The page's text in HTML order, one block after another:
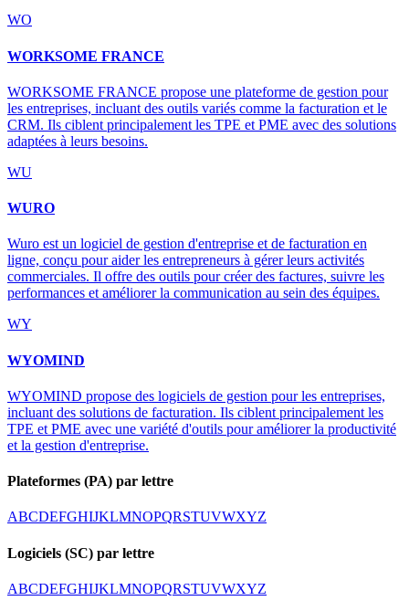
WO
WORKSOME FRANCE
WORKSOME FRANCE propose une plateforme de gestion pour
les entreprises, incluant des outils variés comme la facturation et le
CRM. Ils ciblent principalement les TPE et PME avec des solutions
adaptées à leurs besoins.
WU
WURO
Wuro est un logiciel de gestion d'entreprise et de facturation en
ligne, conçu pour aider les entrepreneurs à gérer leurs activités
commerciales. Il offre des outils pour créer des factures, suivre les
performances et améliorer la communication au sein des équipes.
WY
WYOMIND
WYOMIND propose des logiciels de gestion pour les entreprises,
incluant des solutions de facturation. Ils ciblent principalement les
TPE et PME avec une variété d'outils pour améliorer la productivité
et la gestion d'entreprise.
Plateformes (PA) par lettre
ABCDEFGHIJKLMNOPQRSTUVWXYZ
Logiciels (SC) par lettre
ABCDEFGHIJKLMNOPQRSTUVWXYZ